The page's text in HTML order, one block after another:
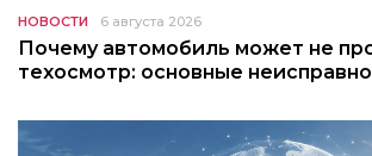
НОВОСТИ 6 августа 2026
Почему автомобиль может не
техосмотр: основные